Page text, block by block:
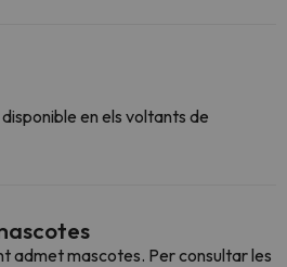
en els voltants de
admet mascotes. Per consultar les